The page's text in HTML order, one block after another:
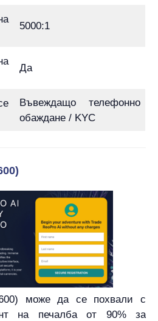
5000:1
Да
Въвеждащо телефонно
обаждане / KYC
може да се похвали с
на печалба от 90% за